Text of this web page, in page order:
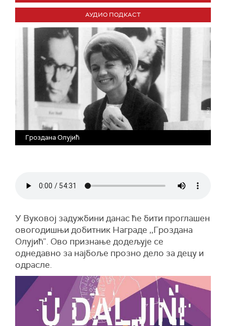
АУДИО ПОДКАСТ
Гроздана Олујић
У Вуковој задужбини данас ће бити проглашен
овогодишњи добитник Награде ,,Гроздана
Олујић”. Ово признање додељује се
однедавно за најбоље прозно дело за децу и
одрасле.